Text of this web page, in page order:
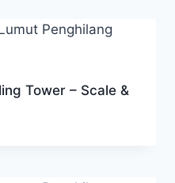
Tower – Scale &